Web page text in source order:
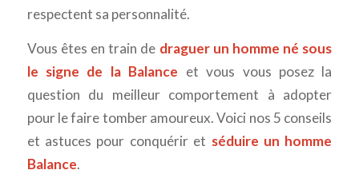
respectent sa personnalité.
Vous êtes en train de draguer un homme né sous
le signe de la Balance et vous vous posez la
question du meilleur comportement à adopter
pour le faire tomber amoureux. Voici nos 5 conseils
et astuces pour conquérir et séduire un homme
Balance.